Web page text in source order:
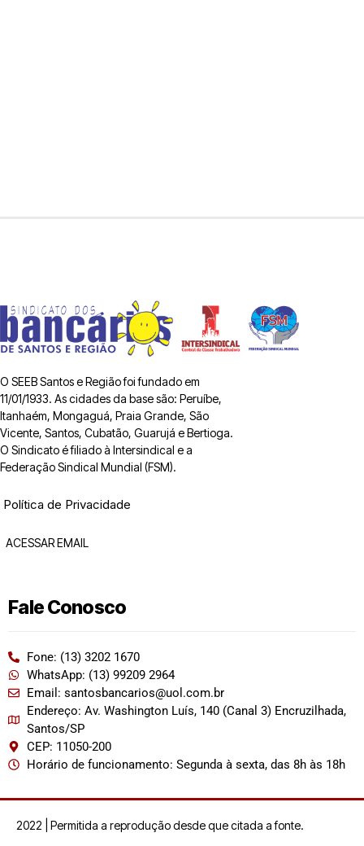
O SEEB Santos e Região foi fundado em
11/01/1933. As cidades da base são: Peruíbe,
Itanhaém, Mongaguá, Praia Grande, São
Vicente, Santos, Cubatão, Guarujá e Bertioga.
O Sindicato é filiado à Intersindical e a
Federação Sindical Mundial (FSM).
Política de Privacidade
ACESSAR EMAIL
Fale Conosco
Fone: (13) 3202 1670
WhatsApp: (13) 99209 2964
Email: santosbancarios@uol.com.br
Endereço: Av. Washington Luís, 140 (Canal 3) Encruzilhada,
Santos/SP
CEP: 11050-200
Horário de funcionamento: Segunda à sexta, das 8h às 18h
2022 | Permitida a reprodução desde que citada a fonte.